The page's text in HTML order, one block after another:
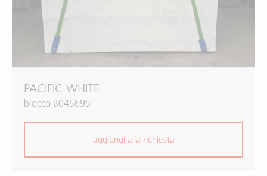
PACIFIC WHITE
blocco B045695
aggiungi alla richiesta